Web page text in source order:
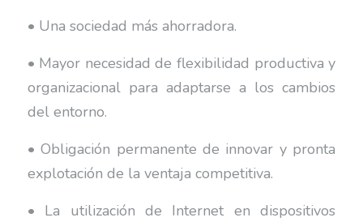
• Una sociedad más ahorradora.
• Mayor necesidad de flexibilidad productiva y
organizacional para adaptarse a los cambios
del entorno.
• Obligación permanente de innovar y pronta
explotación de la ventaja competitiva.
• La utilización de Internet en dispositivos